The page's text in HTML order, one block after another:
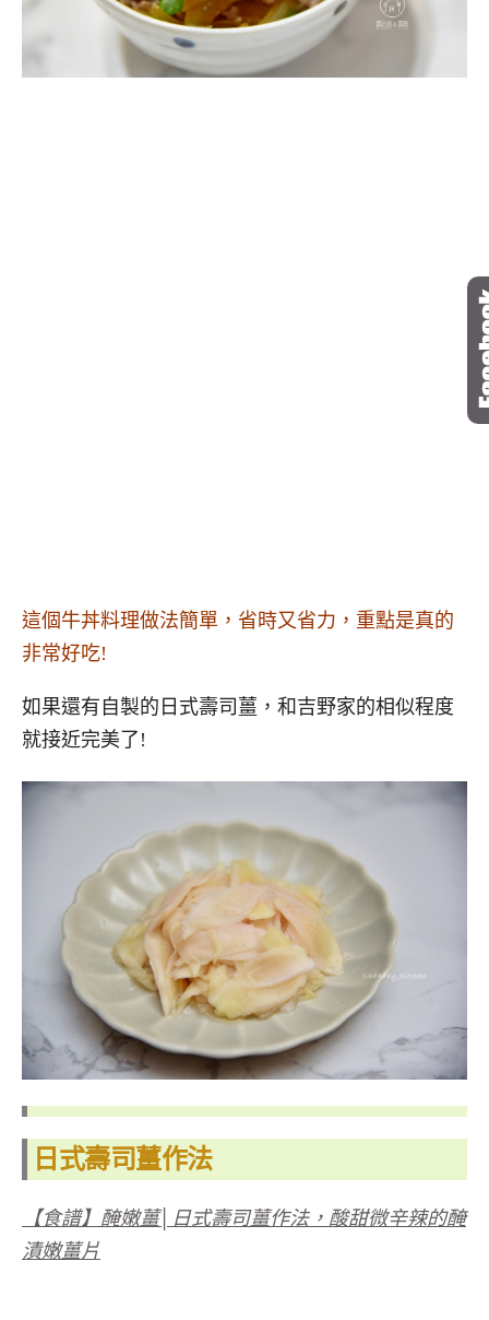
這個牛丼料理做法簡單，省時又省力，重點是真的
非常好吃!
如果還有自製的日式壽司薑，和吉野家的相似程度
就接近完美了!
日式壽司薑作法
【食譜】醃嫩薑│日式壽司薑作法，酸甜微辛辣的醃
漬嫩薑片